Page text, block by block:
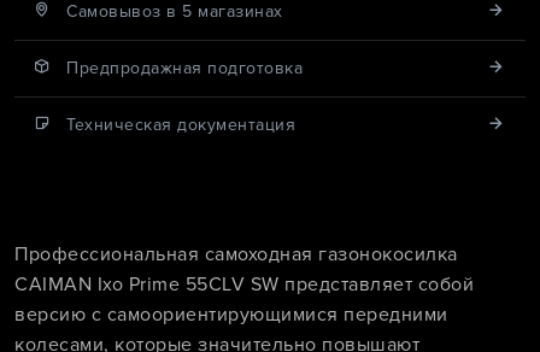
Cамовывоз в 5 магазинах
Предпродажная подготовка
Техническая документация
Профессиональная самоходная газонокосилка
CAIMAN Ixo Prime 55CLV SW представляет собой
версию с самоориентирующимися передними
колесами, которые значительно повышают